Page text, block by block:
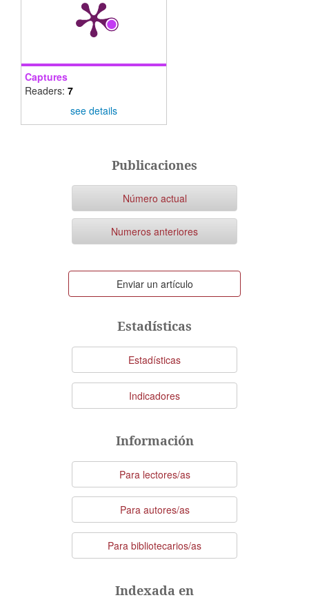
Captures
Readers: 7
see details
Publicaciones
Número actual
Numeros anteriores
Enviar
un
artículo
Enviar un artículo
Estadísticas
Estadísticas
Indicadores
Información
Para lectores/as
Para autores/as
Para bibliotecarios/as
Indexada en